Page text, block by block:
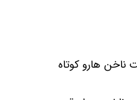
ناخن هارو کوتاه